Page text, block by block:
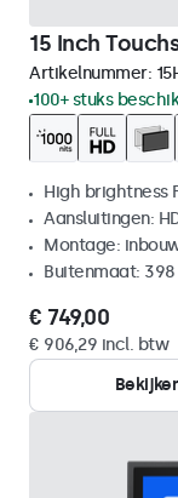
15 Inch
Artikelnummer:
100+ stuks
High brightness
Aansluitingen:
Montage:
Buitenmaat:
€ 749,00
€ 906,29 incl. btw